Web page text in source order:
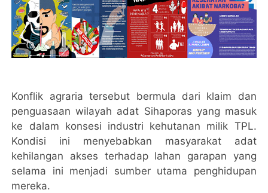
Konflik agraria tersebut bermula dari klaim dan
penguasaan wilayah adat Sihaporas yang masuk
ke dalam konsesi industri kehutanan milik TPL.
Kondisi ini menyebabkan masyarakat adat
kehilangan akses terhadap lahan garapan yang
selama ini menjadi sumber utama penghidupan
mereka.